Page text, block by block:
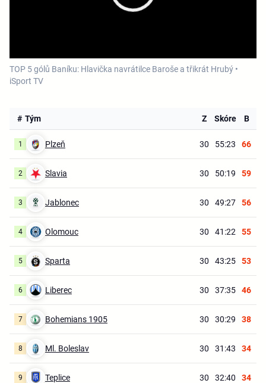
TOP 5 gólů Baníku: Hlavička navrátilce Baroše a třikrát Hrubý •
iSport TV
# Tým Z Skóre B
1 Plzeň 30 55:23 66
2 Slavia 30 50:19 59
3 Jablonec 30 49:27 56
4 Olomouc 30 41:22 55
5 Sparta 30 43:25 53
6 Liberec 30 37:35 46
7 Bohemians 1905 30 30:29 38
8 Ml. Boleslav 30 31:43 34
9 Teplice 30 32:40 34